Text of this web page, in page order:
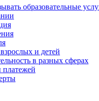
образовательные
и детей
в разных сферах
платежей